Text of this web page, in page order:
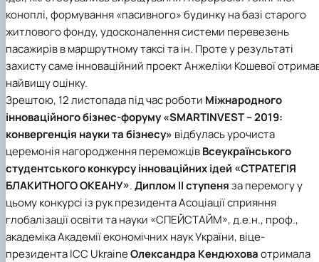
коноплі, формування «пасивного» будинку на базі старого
житлового фонду, удосконалення системи перевезень
пасажирів в маршрутному таксі та ін. Проте у результаті
захисту саме інноваційний проект Анжеліки Кошевої
найвищу оцінку.
Зрештою, 12 листопада під час роботи Міжнародного
інноваційного бізнес-форуму «SMARTINVEST – 2019:
конвергенція науки та бізнесу» відбулась урочиста
церемонія нагородження переможцівВсеукраїнського
студентського конкурсу інноваційних ідей «СТРАТЕГІЯ
БЛАКИТНОГО ОКЕАНУ».Диплом ІІ ступеняза перемогу у
цьому конкурсі із рук президента Асоціації сприяння
глобалізації освіти та науки «СПЕЙСТАЙМ», д.е.н., проф.,
академіка Академії економічних наук України, віце-
президента ICC UkraineОлександра Кендюховаотримала